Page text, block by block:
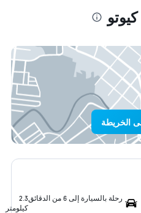
الخريطة
رحلة بالسيارة إلى 6 من الدقائق
2.3
كيلومتر